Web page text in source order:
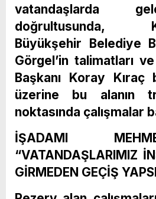
vatandaşlarda
doğrultusunda,
Büyükşehir Belediye
Görgel’in talimatları
Başkanı Koray
üzerine bu alanın
noktasında çalışmalar
İŞADAMI
“VATANDAŞLARIMIZ
GİRMEDEN GEÇİŞ